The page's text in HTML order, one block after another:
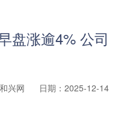
盘涨逾4% 公司
兴网
日期：2025-12-14